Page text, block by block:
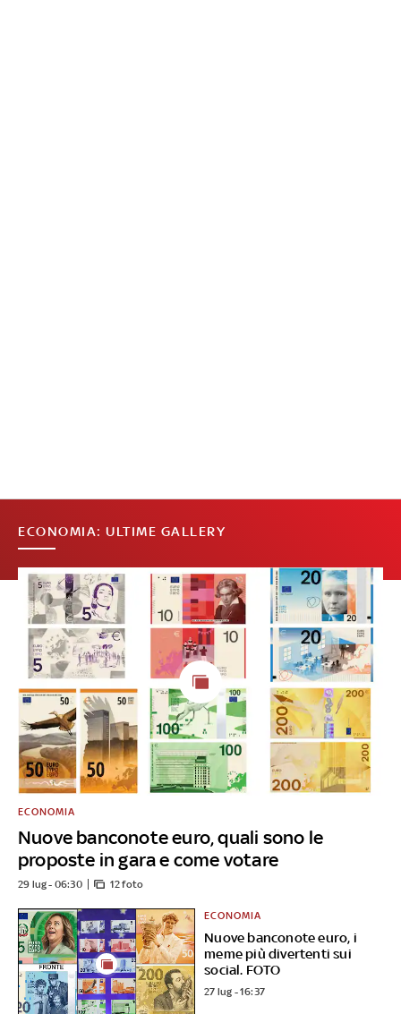
ECONOMIA: ULTIME GALLERY
Nuove banconote euro, quali sono le
proposte in gara e come votare
ECONOMIA
29 lug - 06:30 12 foto
Nuove banconote euro, i
meme più divertenti sui
social. FOTO
ECONOMIA
27 lug - 16:37